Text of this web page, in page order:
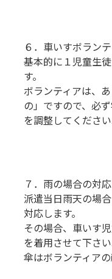
６．車いすボラン
基本的に１児童生
す。
ボランティアは、
の」ですので、必
を調整してください
７．雨の場合の対応
派遣当日雨天の場
対応します。
その場合、車いす
を着用させて下さい
傘はボランティア